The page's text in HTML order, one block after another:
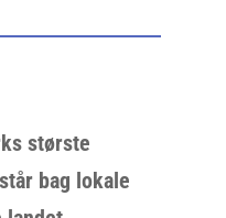
største
bag lokale